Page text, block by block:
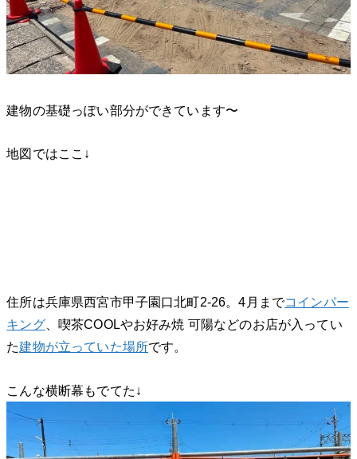
建物の基礎っぽい部分ができています〜
地図ではここ↓
住所は兵庫県西宮市甲子園口北町2-26。4月までコインパー
キング、喫茶COOLやお好み焼 可陽などのお店が入ってい
た建物が立っていた場所です。
こんな横断幕もでてた↓